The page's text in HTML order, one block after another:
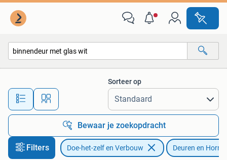
Alle afstanden…
Sorteer op
Bewaar je zoekopdracht
Filters Doe-het-zelf en Verbouw Deuren en Horren